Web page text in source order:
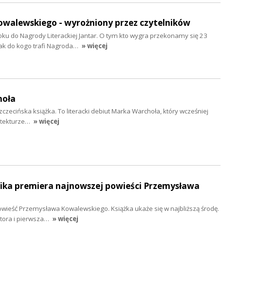
- wyrożniony przez czytelników
do Nagrody Literackiej Jantar. O tym kto wygra przekonamy się 23
do kogo trafi Nagroda… » więcej
książka. To literacki debiut Marka Warchoła, który wcześniej
» więcej
premiera najnowszej powieści Przemysława
Przemysława Kowalewskiego. Książka ukaże się w najbliższą środę.
i pierwsza… » więcej